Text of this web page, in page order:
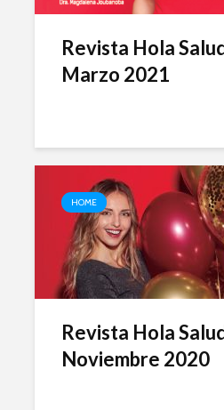
Revista Hola
Marzo 2021
HOME
Revista Hola
Noviembre 2020